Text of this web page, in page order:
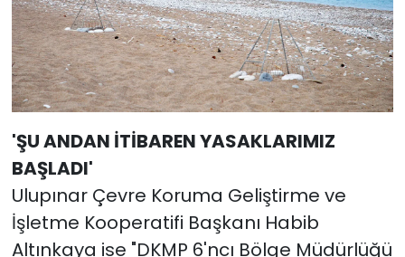
'ŞU ANDAN İTİBAREN YASAKLARIMIZ
BAŞLADI'
Ulupınar Çevre Koruma Geliştirme ve
İşletme Kooperatifi Başkanı Habib
Altınkaya ise "DKMP 6'ncı Bölge Müdürlüğü